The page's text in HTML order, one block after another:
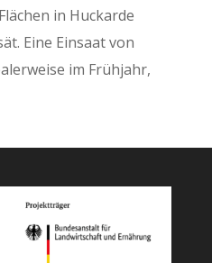
in Huckarde
Eine Einsaat von
im Frühjahr,